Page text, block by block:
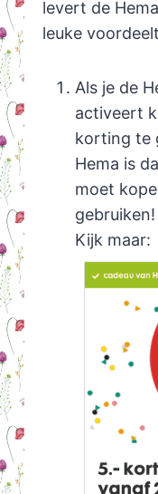
levert de
leuke
Als je de
activeert
korting te
Hema is
moet
Kijk maar: